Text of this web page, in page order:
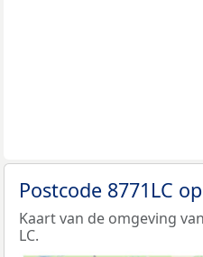
Postcode 8771LC
Kaart van de omgeving
LC.